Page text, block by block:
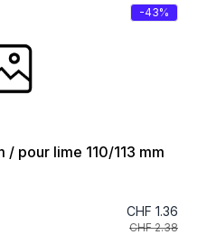
pour lime 110/113 mm
CHF 1.36
CHF 2.38
-43%